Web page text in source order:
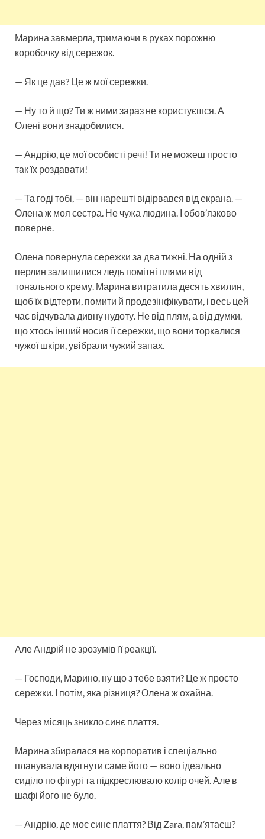
Марина завмерла, тримаючи в руках порожню
коробочку від сережок.
— Як це дав? Це ж мої сережки.
— Ну то й що? Ти ж ними зараз не користуєшся. А
Олені вони знадобилися.
— Андрію, це мої особисті речі! Ти не можеш просто
так їх роздавати!
— Та годі тобі, — він нарешті відірвався від екрана. —
Олена ж моя сестра. Не чужа людина. І обов’язково
поверне.
Олена повернула сережки за два тижні. На одній з
перлин залишилися ледь помітні плями від
тонального крему. Марина витратила десять хвилин,
щоб їх відтерти, помити й продезінфікувати, і весь цей
час відчувала дивну нудоту. Не від плям, а від думки,
що хтось інший носив її сережки, що вони торкалися
чужої шкіри, увібрали чужий запах.
Але Андрій не зрозумів її реакції.
— Господи, Марино, ну що з тебе взяти? Це ж просто
сережки. І потім, яка різниця? Олена ж охайна.
Через місяць зникло синє плаття.
Марина збиралася на корпоратив і спеціально
планувала вдягнути саме його — воно ідеально
сиділо по фігурі та підкреслювало колір очей. Але в
шафі його не було.
— Андрію, де моє синє плаття? Від Zara, пам’ятаєш?